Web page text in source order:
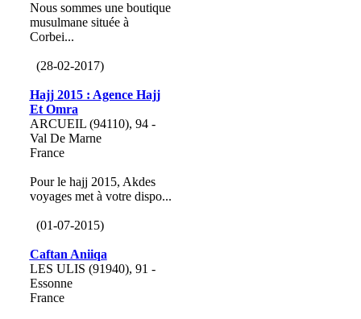
Nous sommes une boutique
musulmane située à
Corbei...
(28-02-2017)
Hajj 2015 : Agence Hajj
Et Omra
ARCUEIL (94110), 94 -
Val De Marne
France
Pour le hajj 2015, Akdes
voyages met à votre dispo...
(01-07-2015)
Caftan Aniiqa
LES ULIS (91940), 91 -
Essonne
France